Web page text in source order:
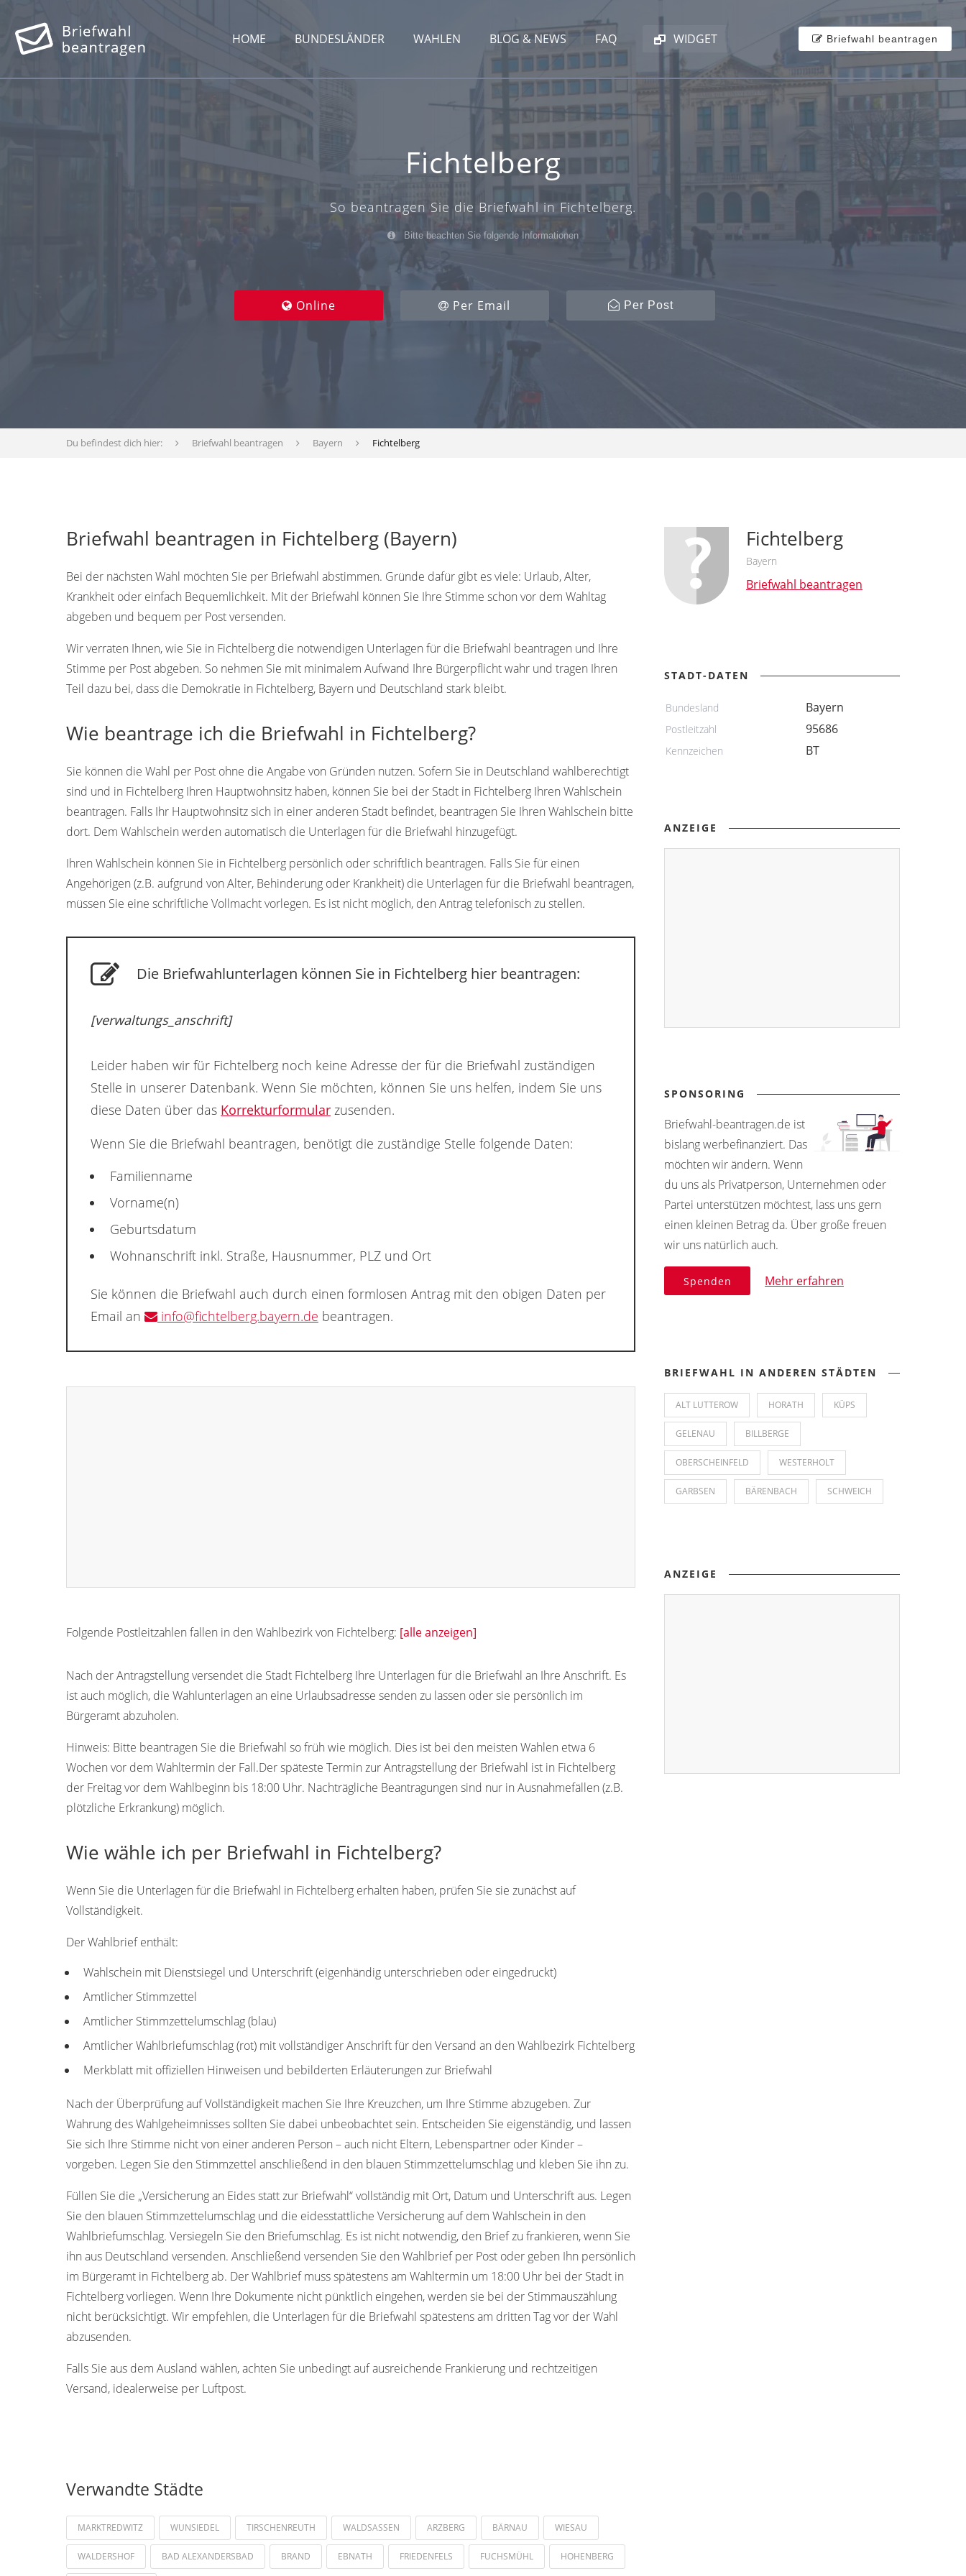
HOME BUNDESLÄNDER WAHLEN BLOG & NEWS FAQ WIDGET Briefwahl beantragen
Fichtelberg
So beantragen Sie die Briefwahl in Fichtelberg.
Bitte beachten Sie folgende Informationen
Online Per Email Per Post
Du befindest dich hier: Briefwahl beantragen Bayern Fichtelberg
Briefwahl beantragen in Fichtelberg (Bayern)
Bei der nächsten Wahl möchten Sie per Briefwahl abstimmen. Gründe dafür gibt es viele: Urlaub, Alter,
Krankheit oder einfach Bequemlichkeit. Mit der Briefwahl können Sie Ihre Stimme schon vor dem Wahltag
abgeben und bequem per Post versenden.
Wir verraten Ihnen, wie Sie in Fichtelberg die notwendigen Unterlagen für die Briefwahl beantragen und Ihre
Stimme per Post abgeben. So nehmen Sie mit minimalem Aufwand Ihre Bürgerpflicht wahr und tragen Ihren
Teil dazu bei, dass die Demokratie in Fichtelberg, Bayern und Deutschland stark bleibt.
Wie beantrage ich die Briefwahl in Fichtelberg?
Sie können die Wahl per Post ohne die Angabe von Gründen nutzen. Sofern Sie in Deutschland wahlberechtigt
sind und in Fichtelberg Ihren Hauptwohnsitz haben, können Sie bei der Stadt in Fichtelberg Ihren Wahlschein
beantragen. Falls Ihr Hauptwohnsitz sich in einer anderen Stadt befindet, beantragen Sie Ihren Wahlschein bitte
dort. Dem Wahlschein werden automatisch die Unterlagen für die Briefwahl hinzugefügt.
Ihren Wahlschein können Sie in Fichtelberg persönlich oder schriftlich beantragen. Falls Sie für einen
Angehörigen (z.B. aufgrund von Alter, Behinderung oder Krankheit) die Unterlagen für die Briefwahl beantragen,
müssen Sie eine schriftliche Vollmacht vorlegen. Es ist nicht möglich, den Antrag telefonisch zu stellen.
Die Briefwahlunterlagen können Sie in Fichtelberg hier beantragen:
[verwaltungs_anschrift]
Leider haben wir für Fichtelberg noch keine Adresse der für die Briefwahl zuständigen
Stelle in unserer Datenbank. Wenn Sie möchten, können Sie uns helfen, indem Sie uns
diese Daten über das Korrekturformular zusenden.
Wenn Sie die Briefwahl beantragen, benötigt die zuständige Stelle folgende Daten:
Familienname
Vorname(n)
Geburtsdatum
Wohnanschrift inkl. Straße, Hausnummer, PLZ und Ort
Sie können die Briefwahl auch durch einen formlosen Antrag mit den obigen Daten per
Email an
info@fichtelberg.bayern.de beantragen.
Folgende Postleitzahlen fallen in den Wahlbezirk von Fichtelberg: [alle anzeigen]
Nach der Antragstellung versendet die Stadt Fichtelberg Ihre Unterlagen für die Briefwahl an Ihre Anschrift. Es
ist auch möglich, die Wahlunterlagen an eine Urlaubsadresse senden zu lassen oder sie persönlich im
Bürgeramt abzuholen.
Hinweis: Bitte beantragen Sie die Briefwahl so früh wie möglich. Dies ist bei den meisten Wahlen etwa 6
Wochen vor dem Wahltermin der Fall.Der späteste Termin zur Antragstellung der Briefwahl ist in Fichtelberg
der Freitag vor dem Wahlbeginn bis 18:00 Uhr. Nachträgliche Beantragungen sind nur in Ausnahmefällen (z.B.
plötzliche Erkrankung) möglich.
Wie wähle ich per Briefwahl in Fichtelberg?
Wenn Sie die Unterlagen für die Briefwahl in Fichtelberg erhalten haben, prüfen Sie sie zunächst auf
Vollständigkeit.
Der Wahlbrief enthält:
Wahlschein mit Dienstsiegel und Unterschrift (eigenhändig unterschrieben oder eingedruckt)
Amtlicher Stimmzettel
Amtlicher Stimmzettelumschlag (blau)
Amtlicher Wahlbriefumschlag (rot) mit vollständiger Anschrift für den Versand an den Wahlbezirk Fichtelberg
Merkblatt mit offiziellen Hinweisen und bebilderten Erläuterungen zur Briefwahl
Nach der Überprüfung auf Vollständigkeit machen Sie Ihre Kreuzchen, um Ihre Stimme abzugeben. Zur
Wahrung des Wahlgeheimnisses sollten Sie dabei unbeobachtet sein. Entscheiden Sie eigenständig, und lassen
Sie sich Ihre Stimme nicht von einer anderen Person – auch nicht Eltern, Lebenspartner oder Kinder –
vorgeben. Legen Sie den Stimmzettel anschließend in den blauen Stimmzettelumschlag und kleben Sie ihn zu.
Füllen Sie die „Versicherung an Eides statt zur Briefwahl“ vollständig mit Ort, Datum und Unterschrift aus. Legen
Sie den blauen Stimmzettelumschlag und die eidesstattliche Versicherung auf dem Wahlschein in den
Wahlbriefumschlag. Versiegeln Sie den Briefumschlag. Es ist nicht notwendig, den Brief zu frankieren, wenn Sie
ihn aus Deutschland versenden. Anschließend versenden Sie den Wahlbrief per Post oder geben Ihn persönlich
im Bürgeramt in Fichtelberg ab. Der Wahlbrief muss spätestens am Wahltermin um 18:00 Uhr bei der Stadt in
Fichtelberg vorliegen. Wenn Ihre Dokumente nicht pünktlich eingehen, werden sie bei der Stimmauszählung
nicht berücksichtigt. Wir empfehlen, die Unterlagen für die Briefwahl spätestens am dritten Tag vor der Wahl
abzusenden.
Falls Sie aus dem Ausland wählen, achten Sie unbedingt auf ausreichende Frankierung und rechtzeitigen
Versand, idealerweise per Luftpost.
Verwandte Städte
MARKTREDWITZ WUNSIEDEL TIRSCHENREUTH WALDSASSEN ARZBERG BÄRNAU WIESAU
WALDERSHOF BAD ALEXANDERSBAD BRAND EBNATH FRIEDENFELS FUCHSMÜHL HOHENBERG
Fichtelberg
Bayern
Briefwahl beantragen
STADT-DATEN
Bundesland Bayern
Postleitzahl 95686
Kennzeichen BT
ANZEIGE
SPONSORING
Briefwahl-beantragen.de ist
bislang werbefinanziert. Das
möchten wir ändern. Wenn
du uns als Privatperson, Unternehmen oder
Partei unterstützen möchtest, lass uns gern
einen kleinen Betrag da. Über große freuen
wir uns natürlich auch.
Spenden Mehr erfahren
BRIEFWAHL IN ANDEREN STÄDTEN
ALT LUTTEROW HORATH KÜPS
GELENAU BILLBERGE
OBERSCHEINFELD WESTERHOLT
GARBSEN BÄRENBACH SCHWEICH
ANZEIGE